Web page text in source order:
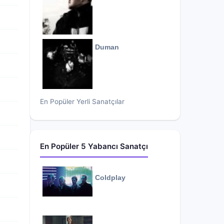
Duman
En Popüler Yerli Sanatçılar
En Popüler 5 Yabancı Sanatçı
Coldplay